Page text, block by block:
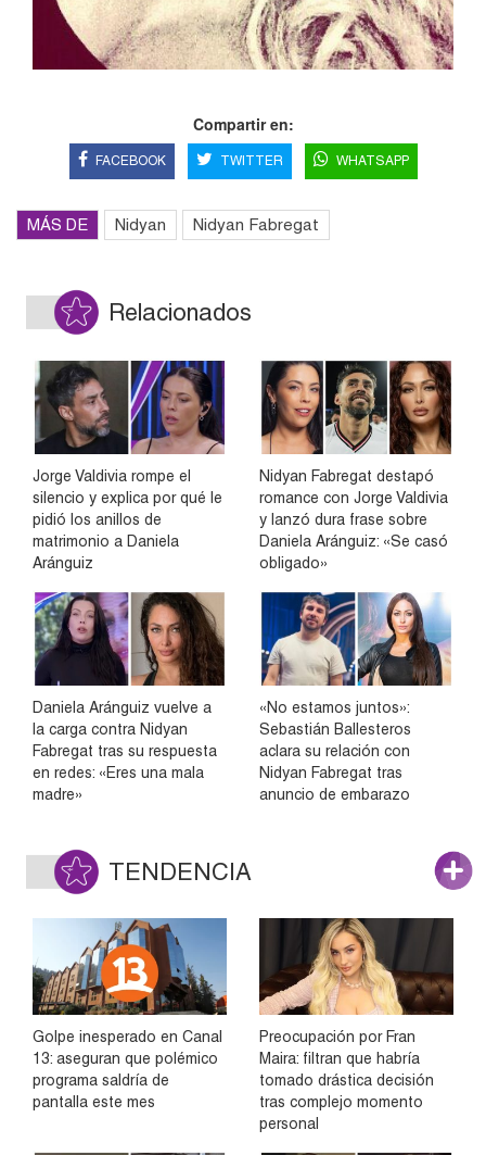
Compartir en:
FACEBOOK TWITTER WHATSAPP
MÁS DE Nidyan Nidyan Fabregat
Relacionados
Jorge Valdivia rompe el
silencio y explica por qué le
pidió los anillos de
matrimonio a Daniela
Aránguiz
Nidyan Fabregat destapó
romance con Jorge Valdivia
y lanzó dura frase sobre
Daniela Aránguiz: «Se casó
obligado»
Daniela Aránguiz vuelve a
la carga contra Nidyan
Fabregat tras su respuesta
en redes: «Eres una mala
madre»
«No estamos juntos»:
Sebastián Ballesteros
aclara su relación con
Nidyan Fabregat tras
anuncio de embarazo
TENDENCIA
Golpe inesperado en Canal
13: aseguran que polémico
programa saldría de
pantalla este mes
Preocupación por Fran
Maira: filtran que habría
tomado drástica decisión
tras complejo momento
personal